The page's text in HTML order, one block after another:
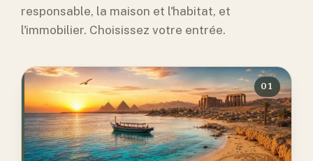
responsable, la maison et l'habitat, et
l'immobilier. Choisissez votre entrée.
01